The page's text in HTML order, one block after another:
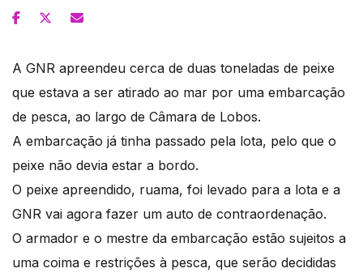
A GNR apreendeu cerca de duas toneladas de peixe
que estava a ser atirado ao mar por uma embarcação
de pesca, ao largo de Câmara de Lobos.
A embarcação já tinha passado pela lota, pelo que o
peixe não devia estar a bordo.
O peixe apreendido, ruama, foi levado para a lota e a
GNR vai agora fazer um auto de contraordenação.
O armador e o mestre da embarcação estão sujeitos a
uma coima e restrições à pesca, que serão decididas